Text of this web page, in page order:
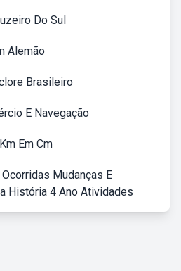
Do Sul
Alemão
Brasileiro
E Navegação
Em Cm
Mudanças E
História 4 Ano Atividades